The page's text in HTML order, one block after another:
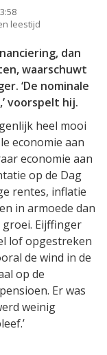
leestijd
dan
waarschuwt
‘De nominale
voorspelt hij.
heel mooi
economie aan
economie aan
op de Dag
rentes, inflatie
in armoede dan
Eijffinger
lof opgestreken
de wind in de
op de
Er was
weinig